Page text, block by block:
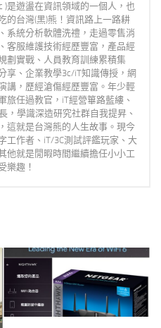
)是遊盪在資訊領域的一個人，也
的台灣(黑)熊！資訊路上一路耕
系統分析軟體洗禮，走過零售消
客服維護技術經歷豐富，產品經
劃實戰、人員教育訓練累積集
享、企業教學3c/iT知識傳授，網
講，歷經滄傷經歷豐富。年少輕
旅任過教官，iT經營篳路藍縷、
，學識深造研究社群自我提昇、
這就是台灣熊的人生故事。現今
工作者、iT/3C測試評鑑玩家、大
他就是閒暇時間繼續擔任小小工
樂趣！